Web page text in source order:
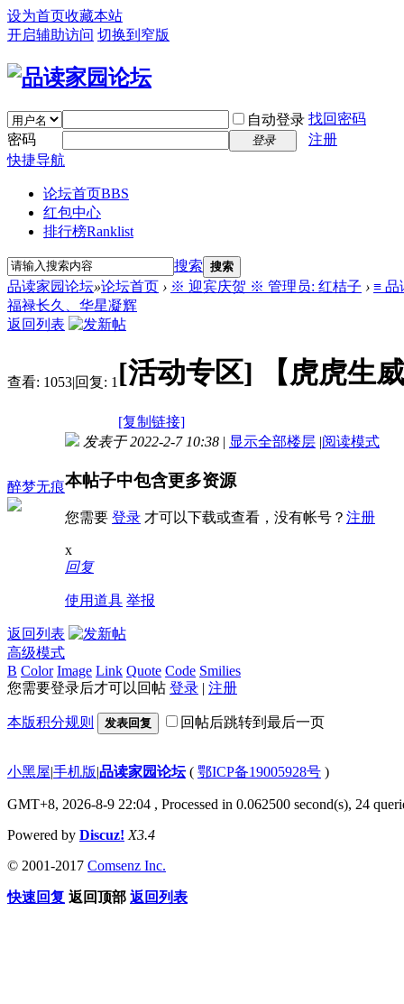
设为首页收藏本站
开启辅助访问 切换到窄版
自动登录 找回密码
密码
登录
注册
快捷导航
论坛首页BBS
红包中心
排行榜Ranklist
搜索 搜索
品读家园论坛»论坛首页 › ※ 迎宾庆贺 ※ 管理员: 红桔子 › ≡ 品
福禄长久、华星凝辉
返回列表
查看: 1053|回复: 1 [活动专区] 【虎虎生
[复制链接]
醉梦无痕
发表于 2022-2-7 10:38 | 显示全部楼层 |阅读模式
本帖子中包含更多资源
您需要 登录 才可以下载或查看，没有帐号？ 注册
x
回复
使用道具 举报
返回列表
高级模式
B Color Image Link Quote Code Smilies
您需要登录后才可以回帖 登录 | 注册
本版积分规则 发表回复 回帖后跳转到最后一页
小黑屋|手机版|品读家园论坛( 鄂ICP备19005928号 )
GMT+8, 2026-8-9 22:04 , Processed in 0.062500 second(s), 24
Powered by Discuz! X3.4
© 2001-2017 Comsenz Inc.
快速回复 返回顶部 返回列表